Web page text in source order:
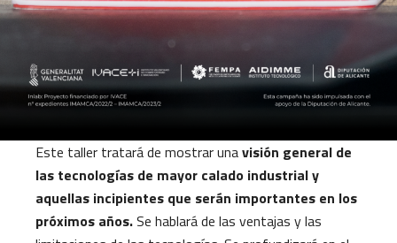
Este taller tratará de mostrar unavisión general de
las tecnologías de mayor calado industrial y
aquellas incipientes que serán importantes en los
próximos años.Se hablará de las ventajas y las